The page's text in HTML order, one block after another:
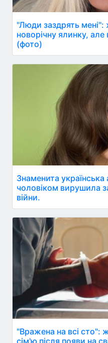
"Люди заздрять мені":
новорічну ялинку,
(фото)
Знаменита українська
чоловіком вирушила
війни.
"Вражена на всі сто":
сім'ю після появи на